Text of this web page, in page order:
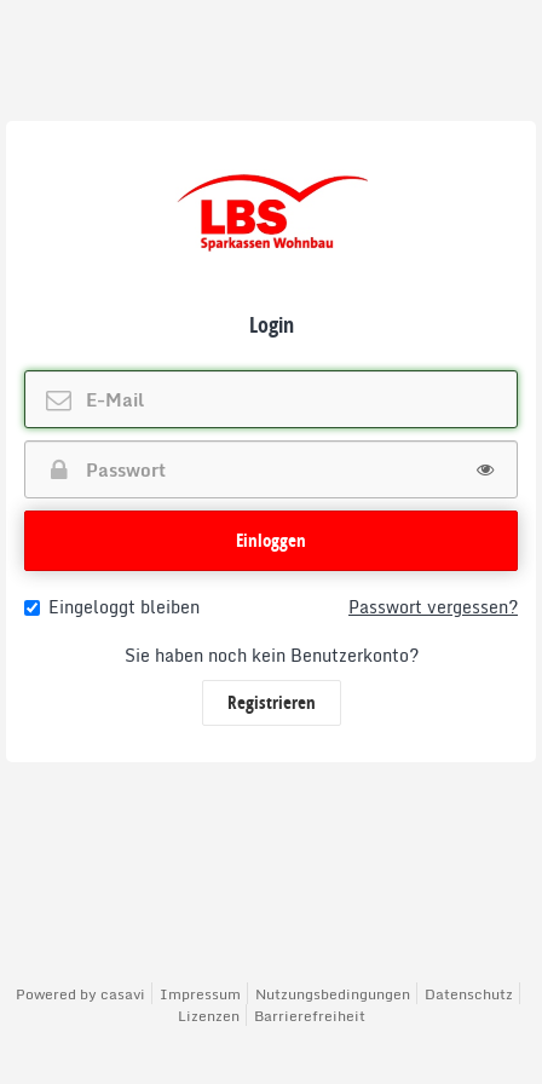
Login
Einloggen
Eingeloggt bleiben
Passwort vergessen?
Sie haben noch kein Benutzerkonto?
Registrieren
Powered by casavi Impressum Nutzungsbedingungen
Datenschutz
Lizenzen
Barrierefreiheit